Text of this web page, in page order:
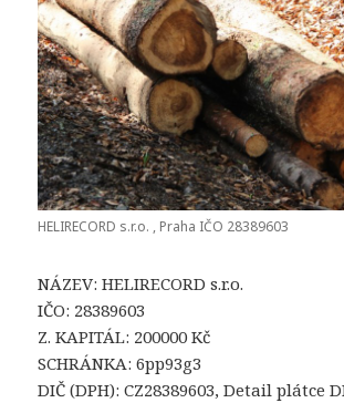
HELIRECORD s.r.o. , Praha IČO 28389603
NÁZEV: HELIRECORD s.r.o.
IČO: 28389603
Z. KAPITÁL: 200000 Kč
SCHRÁNKA: 6pp93g3
DIČ (DPH): CZ28389603, Detail plátce